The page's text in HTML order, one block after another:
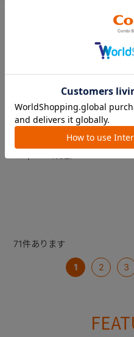
コムペット リバーシブルコン
裏面は接触冷感生地で暑い季
節も快適！ペットカートをお
しゃれに・かわいく・かっこ
71件あります
1 2 3